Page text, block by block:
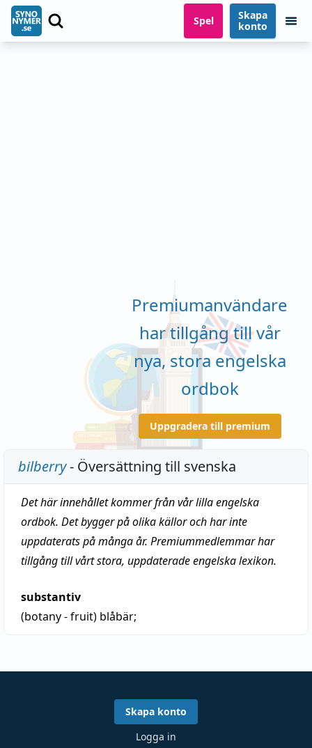
Spel
Skapa
konto
Premiumanvändare
har tillgång till vår
nya, stora engelska
ordbok
Uppgradera till premium
bilberry- Översättning till svenska
Det här innehållet kommer från vår lilla engelska
ordbok. Det bygger på olika källor och har inte
uppdaterats på många år. Premiummedlemmar har
tillgång till vårt stora, uppdaterade engelska lexikon.
substantiv
(botany - fruit) blåbär;
Skapa konto
Logga in